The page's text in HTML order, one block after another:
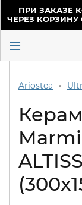
ПРИ ЗАКАЗЕ
ЧЕРЕЗ КОРЗИНУ
Ariostea